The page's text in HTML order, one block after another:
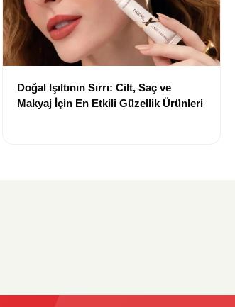
Doğal Işıltının Sırrı: Cilt, Saç ve
Makyaj İçin En Etkili Güzellik Ürünleri